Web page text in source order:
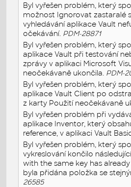
Byl vyřešen problém, který
možnost Ignorovat zastaralé
vyhledávání aplikace Vault
očekávání. PDM-28871
Byl vyřešen problém, který
aplikace Vault při testování
zprávy v aplikaci Microsoft
neočekávaně ukončila. PDM-
Byl vyřešen problém, který
aplikace Vault Client po
z karty Použití neočekávaně
Byl vyřešen problém při
aplikace Inventor, který
reference, v aplikaci Vault
Byl vyřešen problém, který
vykreslování končilo
with the same key has
byla přidána položka se
26585